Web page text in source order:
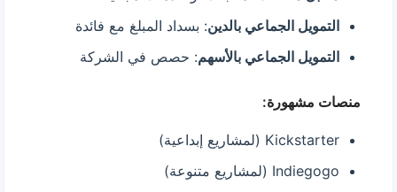
التمويل الجماعي بالدين: بسداد المبلغ مع فائدة
التمويل الجماعي بالأسهم: حصص في الشركة
منصات مشهورة:
Kickstarter (لمشاريع إبداعية)
Indiegogo (لمشاريع متنوعة)